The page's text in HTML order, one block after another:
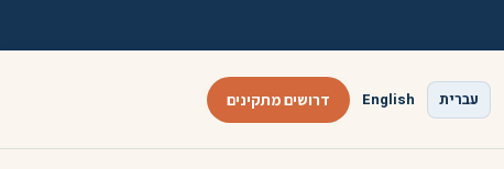
עברית English דרושים מתקינים